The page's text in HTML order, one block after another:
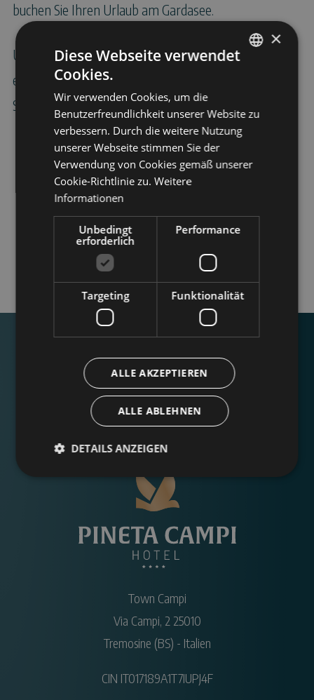
buchen Sie Ihren Urlaub am Gardasee.
Unübertreffliche und vorteilhafte Angebote für
erholsame und abenteuerliche
Sterne-Hotel in Tremosine am Gardasee
Town Campi
Via Campi, 2 25010
Tremosine (BS) - Italien
CIN IT017189A1T7IUPJ4F
×
Diese Webseite verwendet
Cookies.
Wir verwenden Cookies, um die
Benutzerfreundlichkeit unserer Website zu
verbessern. Durch die weitere Nutzung
unserer Webseite stimmen Sie der
Verwendung von Cookies gemäß unserer
Cookie-Richtlinie zu. Weitere
Informationen
Unbedingt
erforderlich
Performance
Targeting Funktionalität
ALLE AKZEPTIEREN
ALLE ABLEHNEN
DETAILS ANZEIGEN